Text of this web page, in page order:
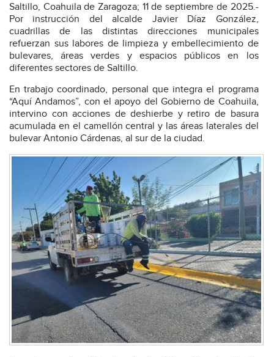
Saltillo, Coahuila de Zaragoza; 11 de septiembre de 2025.-
Por instrucción del alcalde Javier Díaz González,
cuadrillas de las distintas direcciones municipales
refuerzan sus labores de limpieza y embellecimiento de
bulevares, áreas verdes y espacios públicos en los
diferentes sectores de Saltillo.
En trabajo coordinado, personal que integra el programa
“Aquí Andamos”, con el apoyo del Gobierno de Coahuila,
intervino con acciones de deshierbe y retiro de basura
acumulada en el camellón central y las áreas laterales del
bulevar Antonio Cárdenas, al sur de la ciudad.